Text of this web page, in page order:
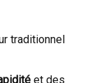
traditionnel
et des